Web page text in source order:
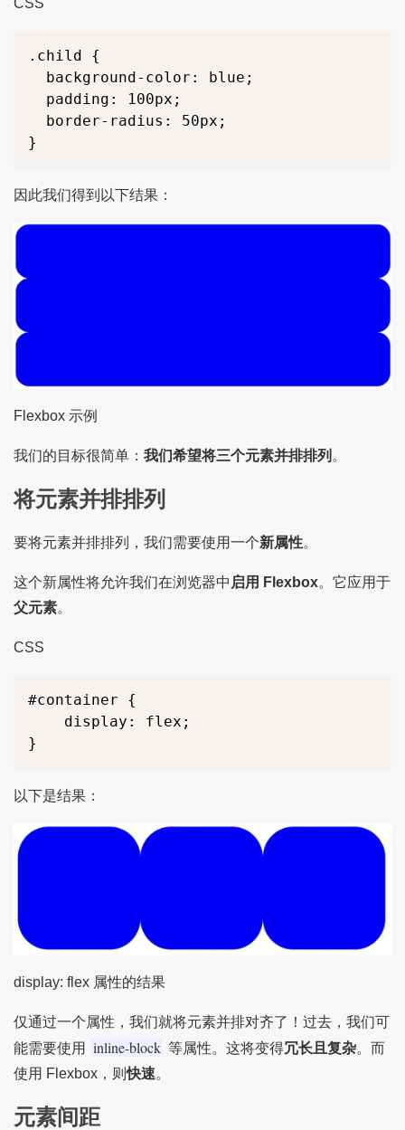
.child {
  background-color: blue;
  padding: 100px;
  border-radius: 50px;
}
因此我们得到以下结果：
Flexbox 示例
我们的目标很简单： 我们希望将三个元素并排排列 。
将元素并排排列
要将元素并排排列，我们需要使用一个新属性。
这个新属性将允许我们在浏览器中 启用 Flexbox。它应用于
父元素。
CSS
#container {
    display: flex;
}
以下是结果：
display: flex 属性的结果
仅通过一个属性，我们就将元素并排对齐了！过去，我们可
能需要使用
inline-block 等属性。这将变得冗长且复杂。而
使用 Flexbox，则快速。
元素间距